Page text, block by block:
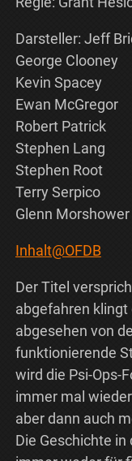
Darsteller: Jeff
George Clooney
Kevin Spacey
Ewan McGregor
Robert Patrick
Stephen Lang
Stephen Root
Terry Serpico
Glenn Morshower
Inhalt@OFDB
Der Titel
abgefahren klingt
abgesehen von
funktionierende
wird die Psi-Ops-
immer mal
aber dann auch
Die Geschichte